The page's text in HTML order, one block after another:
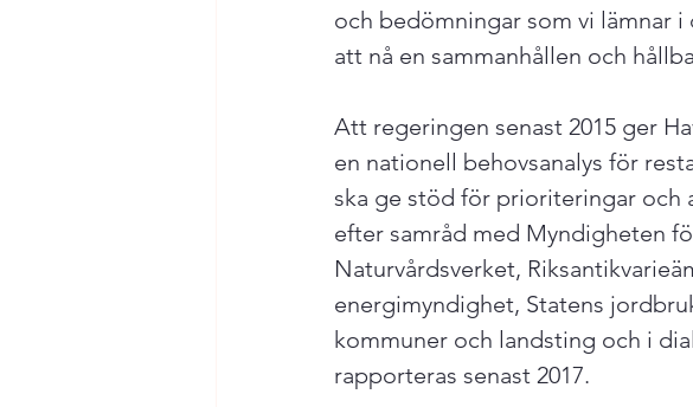
och bedömningar som vi lämnar
att nå en sammanhållen och
Att regeringen senast 2015 ger
en nationell behovsanalys för
ska ge stöd för prioriteringar och
efter samråd med Myndigheten
Naturvårdsverket,
energimyndighet, Statens
kommuner och landsting och i
rapporteras senast 2017.